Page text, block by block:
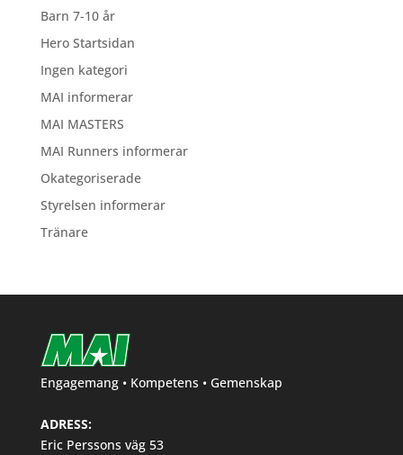
Barn 7-10 år
Hero Startsidan
Ingen kategori
MAI informerar
MAI MASTERS
MAI Runners informerar
Okategoriserade
Styrelsen informerar
Tränare
Engagemang • Kompetens • Gemenskap
ADRESS:
Eric Perssons väg 53